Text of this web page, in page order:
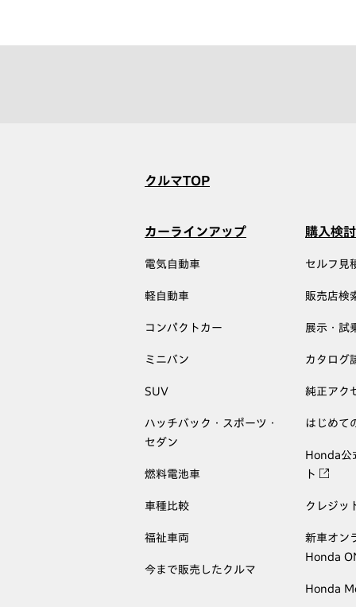
クルマTOP
カーラインアップ
電気自動車
軽自動車
コンパクトカー
ミニバン
SUV
ハッチバック・スポーツ・
セダン
燃料電池車
車種比較
福祉車両
今まで販売したクルマ
購入検
セルフ見
販売店検
展示・試
カタログ
純正アク
はじめて
Honda公
ト
クレジッ
新車オン
Honda
Honda